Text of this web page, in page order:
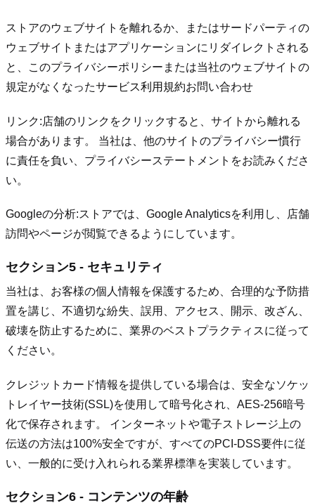
ストアのウェブサイトを離れるか、またはサードパーティの
ウェブサイトまたはアプリケーションにリダイレクトされる
と、このプライバシーポリシーまたは当社のウェブサイトの
規定がなくなったサービス利用規約お問い合わせ
リンク:店舗のリンクをクリックすると、サイトから離れる
場合があります。 当社は、他のサイトのプライバシー慣行
に責任を負い、プライバシーステートメントをお読みくださ
い。
Googleの分析:ストアでは、Google Analyticsを利用し、店舗
訪問やページが閲覧できるようにしています。
セクション5 - セキュリティ
当社は、お客様の個人情報を保護するため、合理的な予防措
置を講じ、不適切な紛失、誤用、アクセス、開示、改ざん、
破壊を防止するために、業界のベストプラクティスに従って
ください。
クレジットカード情報を提供している場合は、安全なソケッ
トレイヤー技術(SSL)を使用して暗号化され、AES-256暗号
化で保存されます。 インターネットや電子ストレージ上の
伝送の方法は100%安全ですが、すべてのPCI-DSS要件に従
い、一般的に受け入れられる業界標準を実装しています。
セクション6 - コンテンツの年齢